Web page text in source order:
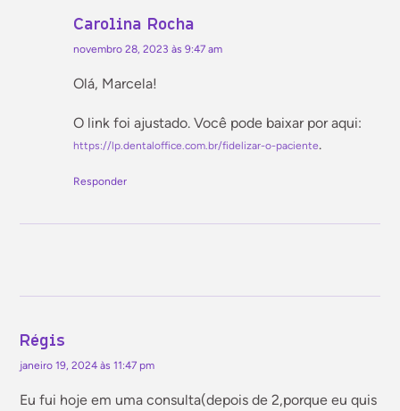
Carolina Rocha
novembro 28, 2023 às 9:47 am
Olá, Marcela!
O link foi ajustado. Você pode baixar por aqui:
https://lp.dentaloffice.com.br/fidelizar-o-paciente.
Responder
Régis
janeiro 19, 2024 às 11:47 pm
Eu fui hoje em uma consulta(depois de 2,porque eu quis